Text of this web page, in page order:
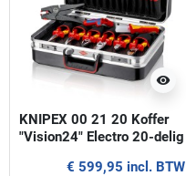
visibility
KNIPEX 00 21 20 Koffer
"Vision24" Electro 20-delig
€ 599,95 incl. BTW